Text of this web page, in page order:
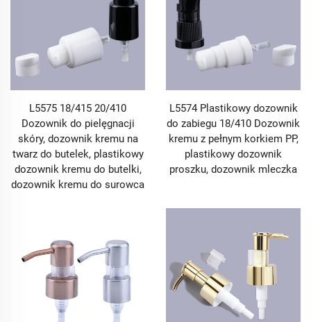
L5575 18/415 20/410
Dozownik do pielęgnacji
skóry, dozownik kremu na
twarz do butelek, plastikowy
dozownik kremu do butelki,
dozownik kremu do surowca
L5574 Plastikowy dozownik
do zabiegu 18/410 Dozownik
kremu z pełnym korkiem PP,
plastikowy dozownik
proszku, dozownik mleczka